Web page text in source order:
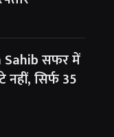
Sahib सफर में
सिर्फ 35